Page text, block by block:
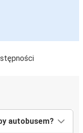
autobusem?